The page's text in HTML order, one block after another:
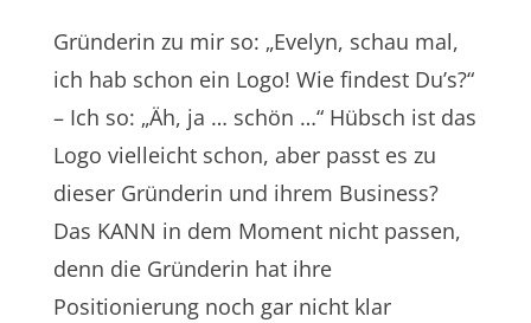
Gründerin zu mir so: „Evelyn, schau mal,
ich hab schon ein Logo! Wie findest Du’s?“
– Ich so: „Äh, ja … schön …“ Hübsch ist das
Logo vielleicht schon, aber passt es zu
dieser Gründerin und ihrem Business?
Das KANN in dem Moment nicht passen,
denn die Gründerin hat ihre
Positionierung noch gar nicht klar